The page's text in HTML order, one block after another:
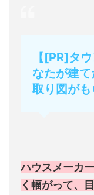
【[PR]タ
なたが建
取り図がも
ハウスメーカ
く幅がって、